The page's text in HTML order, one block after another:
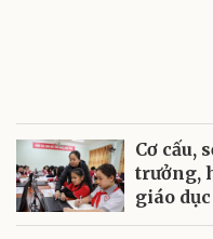
Cơ cấu,
trưởng,
giáo dục